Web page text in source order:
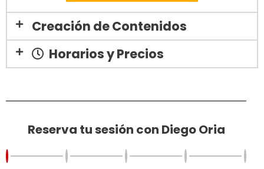
Creación de Contenidos
Horarios y Precios
Reserva tu sesión con Diego Oria